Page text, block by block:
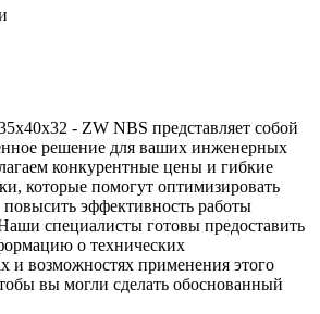
- ZW NBS представляет собой
решение для ваших инженерных
конкурентные цены и гибкие
которые помогут оптимизировать
эффективность работы
специалисты готовы предоставить
о технических
и возможностях применения этого
вы могли сделать обоснованный